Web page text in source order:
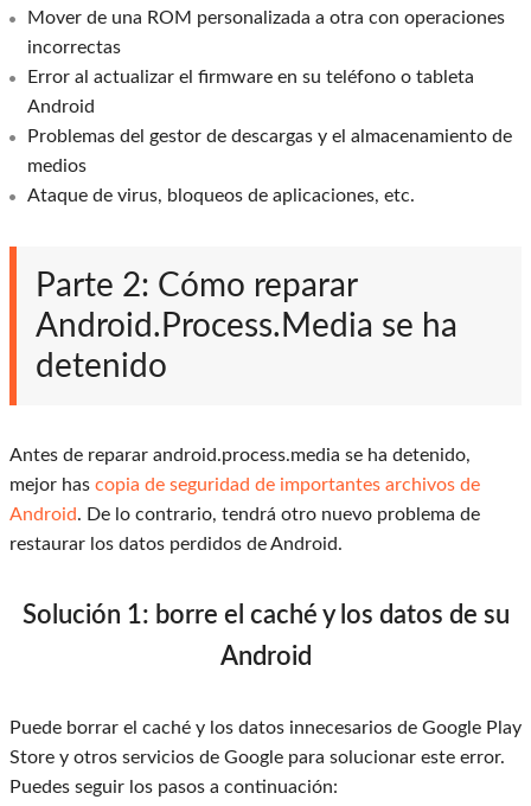
Mover de una ROM personalizada a otra con operaciones
incorrectas
Error al actualizar el firmware en su teléfono o tableta
Android
Problemas del gestor de descargas y el almacenamiento de
medios
Ataque de virus, bloqueos de aplicaciones, etc.
Parte 2: Cómo reparar
Android.Process.Media se ha
detenido
Antes de reparar android.process.media se ha detenido,
mejor has copia de seguridad de importantes archivos de
Android. De lo contrario, tendrá otro nuevo problema de
restaurar los datos perdidos de Android.
Solución 1: borre el caché y los datos de su
Android
Puede borrar el caché y los datos innecesarios de Google Play
Store y otros servicios de Google para solucionar este error.
Puedes seguir los pasos a continuación: